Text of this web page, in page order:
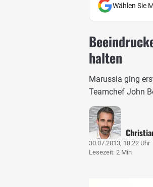
Wählen Sie
halten
Marussia ging
Teamchef John
30.07.2013, 18:22 Uhr
Lesezeit: 2 Min